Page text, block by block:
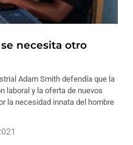
necesita otro
Adam Smith defendía que la
laboral y la oferta de nuevos
la necesidad innata del hombre